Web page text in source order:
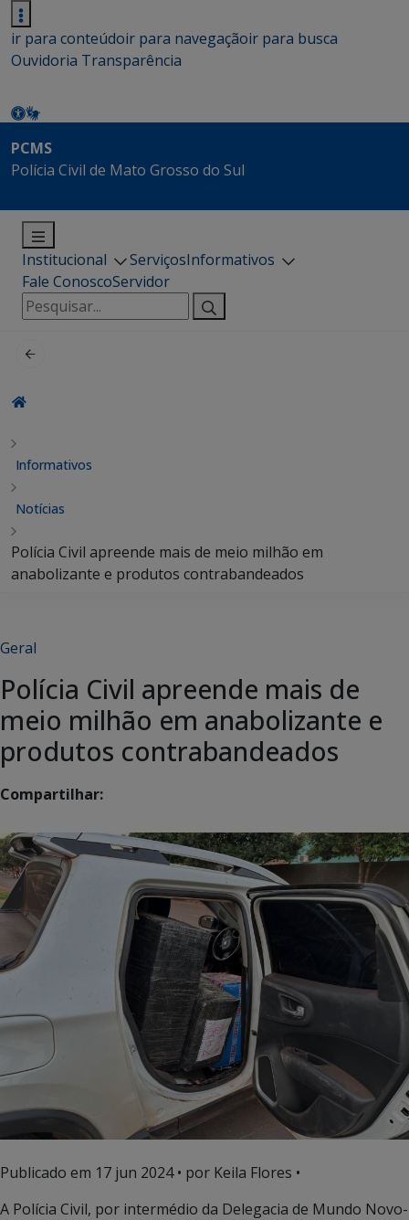
ir para conteúdoir para navegaçãoir para busca
Ouvidoria Transparência
PCMS
Polícia Civil de Mato Grosso do Sul
Institucional ServiçosInformativos
Fale ConoscoServidor
Pesquisar
por:
Informativos
Notícias
Polícia Civil apreende mais de meio milhão em
anabolizante e produtos contrabandeados
Geral
Polícia Civil apreende mais de
meio milhão em anabolizante e
produtos contrabandeados
Compartilhar:
Publicado em 17 jun 2024• por Keila Flores •
A Polícia Civil, por intermédio da Delegacia de Mundo Novo-